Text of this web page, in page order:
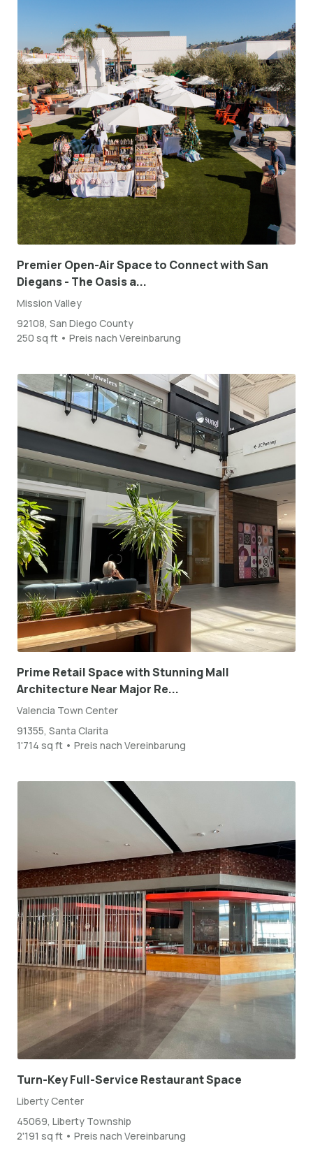
Premier Open-Air Space to Connect with San
Diegans - The Oasis a...
Mission Valley
92108, San Diego County
250 sq ft • Preis nach Vereinbarung
Prime Retail Space with Stunning Mall
Architecture Near Major Re...
Valencia Town Center
91355, Santa Clarita
1'714 sq ft • Preis nach Vereinbarung
Turn-Key Full-Service Restaurant Space
Liberty Center
45069, Liberty Township
2'191 sq ft • Preis nach Vereinbarung